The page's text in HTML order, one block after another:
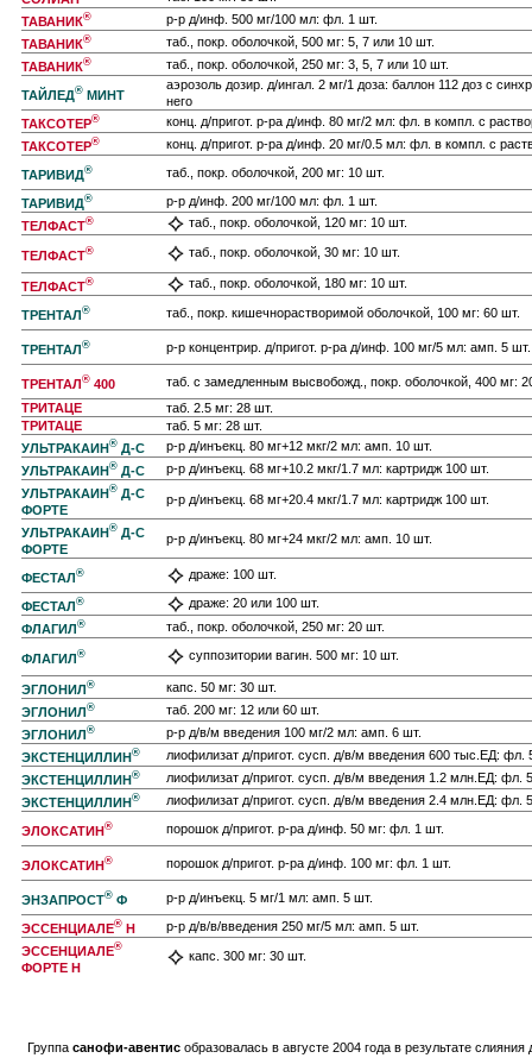
ТАВАНИК®
р-р д/инф. 500 мг/100 мл: фл. 1 шт.
ТАВАНИК®
таб., покр. оболочкой, 500 мг: 5, 7 или 10 шт.
ТАВАНИК® таб., покр. оболочкой, 250 мг: 3, 5, 7 или 10 шт.
ТАЙЛЕД® МИНТ
аэрозоль дозир. д/ингал. 2 мг/1 доза: баллон 112 доз с
него
ТАКСОТЕР®
конц. д/пригот. р-ра д/инф. 80 мг/2 мл: фл. в компл. с
ТАКСОТЕР® конц. д/пригот. р-ра д/инф. 20 мг/0.5 мл: фл. в компл. с
ТАРИВИД® таб., покр. оболочкой, 200 мг: 10 шт.
ТАРИВИД®
р-р д/инф. 200 мг/100 мл: фл. 1 шт.
ТЕЛФАСТ® таб., покр. оболочкой, 120 мг: 10 шт.
ТЕЛФАСТ® таб., покр. оболочкой, 30 мг: 10 шт.
ТЕЛФАСТ® таб., покр. оболочкой, 180 мг: 10 шт.
ТРЕНТАЛ® таб., покр. кишечнорастворимой оболочкой, 100 мг: 60 шт.
ТРЕНТАЛ® р-р концентрир. д/пригот. р-ра д/инф. 100 мг/5 мл: амп. 5 шт.
ТРЕНТАЛ® 400
таб. с замедленным высвобожд., покр. оболочкой, 400 мг:
ТРИТАЦЕ
таб. 2.5 мг: 28 шт.
ТРИТАЦЕ
таб. 5 мг: 28 шт.
УЛЬТРАКАИН® Д-С
р-р д/инъекц. 80 мг+12 мкг/2 мл: амп. 10 шт.
УЛЬТРАКАИН® Д-С
р-р д/инъекц. 68 мг+10.2 мкг/1.7 мл: картридж 100 шт.
УЛЬТРАКАИН® Д-С
ФОРТЕ
р-р д/инъекц. 68 мг+20.4 мкг/1.7 мл: картридж 100 шт.
УЛЬТРАКАИН® Д-С
ФОРТЕ
р-р д/инъекц. 80 мг+24 мкг/2 мл: амп. 10 шт.
ФЕСТАЛ® драже: 100 шт.
ФЕСТАЛ®
драже: 20 или 100 шт.
ФЛАГИЛ® таб., покр. оболочкой, 250 мг: 20 шт.
ФЛАГИЛ® суппозитории вагин. 500 мг: 10 шт.
ЭГЛОНИЛ®
капс. 50 мг: 30 шт.
ЭГЛОНИЛ®
таб. 200 мг: 12 или 60 шт.
ЭГЛОНИЛ®
р-р д/в/м введения 100 мг/2 мл: амп. 6 шт.
ЭКСТЕНЦИЛЛИН®
лиофилизат д/пригот. сусп. д/в/м введения 600 тыс.ЕД: фл.
ЭКСТЕНЦИЛЛИН®
лиофилизат д/пригот. сусп. д/в/м введения 1.2 млн.ЕД: фл.
ЭКСТЕНЦИЛЛИН® лиофилизат д/пригот. сусп. д/в/м введения 2.4 млн.ЕД: фл.
ЭЛОКСАТИН® порошок д/пригот. р-ра д/инф. 50 мг: фл. 1 шт.
ЭЛОКСАТИН® порошок д/пригот. р-ра д/инф. 100 мг: фл. 1 шт.
ЭНЗАПРОСТ® Ф р-р д/инъекц. 5 мг/1 мл: амп. 5 шт.
ЭССЕНЦИАЛЕ® Н
р-р д/в/в/введения 250 мг/5 мл: амп. 5 шт.
ЭССЕНЦИАЛЕ®
ФОРТЕ Н
капс. 300 мг: 30 шт.
Группа санофи-авентис образовалась в августе 2004 года в результате